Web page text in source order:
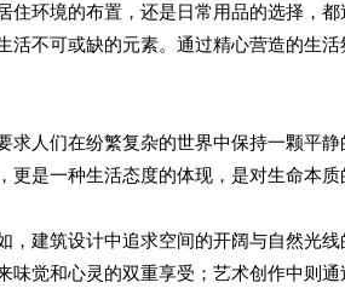
住环境的布置，还是日常用品的选择，
不可或缺的元素。通过精心营造的生
人们在纷繁复杂的世界中保持一颗平静
是一种生活态度的体现，是对生命本质
建筑设计中追求空间的开阔与自然光
觉和心灵的双重享受；艺术创作中则